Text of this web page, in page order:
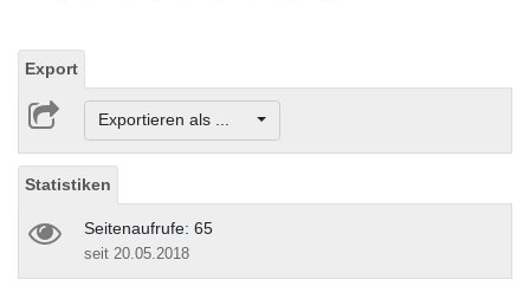
Export
Exportieren als ...
Statistiken
Seitenaufrufe: 65
seit 20.05.2018